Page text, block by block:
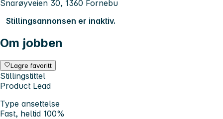
Snarøyveien 30, 1360 Fornebu
Stillingsannonsen er inaktiv.
Om jobben
Lagre favoritt
Stillingstittel
Product Lead
Type ansettelse
Fast, heltid 100%